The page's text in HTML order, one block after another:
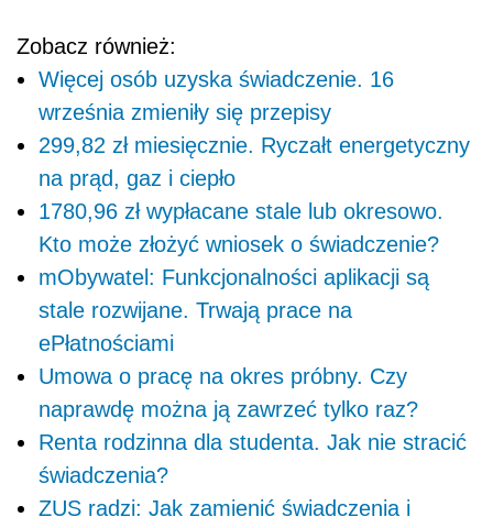
Zobacz również:
Więcej osób uzyska świadczenie. 16
września zmieniły się przepisy
299,82 zł miesięcznie. Ryczałt energetyczny
na prąd, gaz i ciepło
1780,96 zł wypłacane stale lub okresowo.
Kto może złożyć wniosek o świadczenie?
mObywatel: Funkcjonalności aplikacji są
stale rozwijane. Trwają prace na
ePłatnościami
Umowa o pracę na okres próbny. Czy
naprawdę można ją zawrzeć tylko raz?
Renta rodzinna dla studenta. Jak nie stracić
świadczenia?
ZUS radzi: Jak zamienić świadczenia i